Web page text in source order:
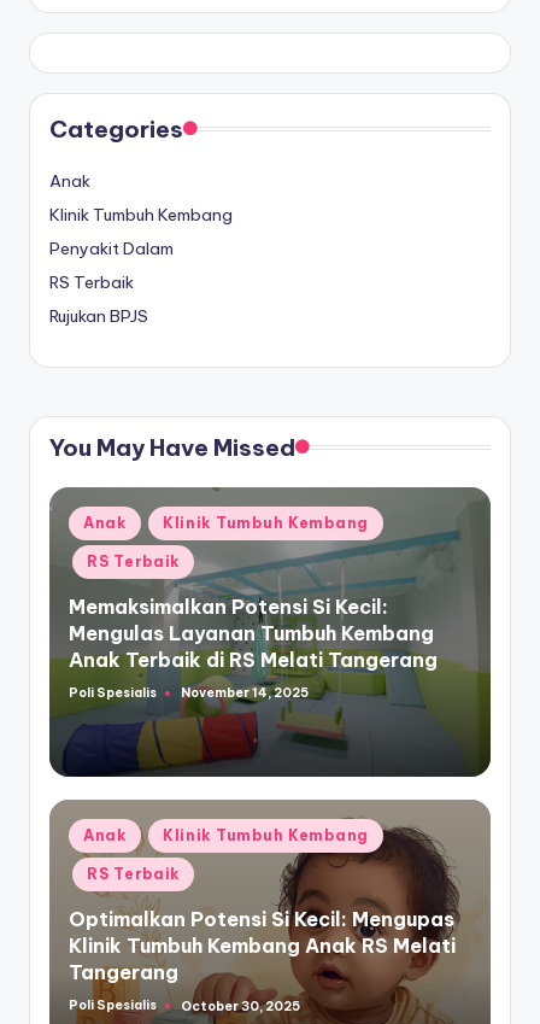
Categories
Anak
Klinik Tumbuh Kembang
Penyakit Dalam
RS Terbaik
Rujukan BPJS
You May Have Missed
Posted
in
Anak Klinik Tumbuh Kembang
RS Terbaik
Memaksimalkan Potensi Si Kecil:
Mengulas Layanan Tumbuh Kembang
Anak Terbaik di RS Melati Tangerang
Posted
by
Poli Spesialis November 14, 2025
Posted
in
Anak Klinik Tumbuh Kembang
RS Terbaik
Optimalkan Potensi Si Kecil: Mengupas
Klinik Tumbuh Kembang Anak RS Melati
Tangerang
Posted
Poli Spesialis October 30, 2025